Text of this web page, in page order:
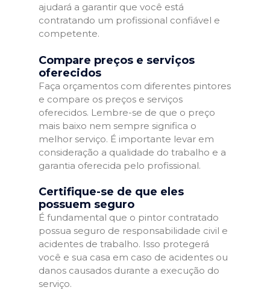
ajudará a garantir que você está
contratando um profissional confiável e
competente.
Compare preços e serviços
oferecidos
Faça orçamentos com diferentes pintores
e compare os preços e serviços
oferecidos. Lembre-se de que o preço
mais baixo nem sempre significa o
melhor serviço. É importante levar em
consideração a qualidade do trabalho e a
garantia oferecida pelo profissional.
Certifique-se de que eles
possuem seguro
É fundamental que o pintor contratado
possua seguro de responsabilidade civil e
acidentes de trabalho. Isso protegerá
você e sua casa em caso de acidentes ou
danos causados durante a execução do
serviço.